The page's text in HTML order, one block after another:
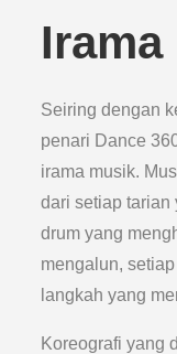
Seiring dengan
penari Dance
irama musik.
dari setiap tarian
drum yang
mengalun,
langkah yang
Koreografi yang